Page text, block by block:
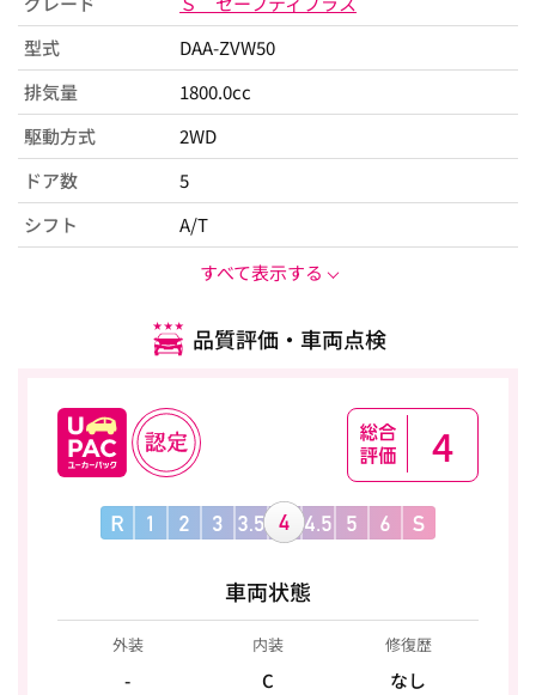
型式
DAA-ZVW50
排気量
1800.0cc
駆動方式
2WD
ドア数
5
シフト
A/T
すべて表示する
品質評価・車両点検
4
車両状態
外装
-
内装
C
修復歴
なし